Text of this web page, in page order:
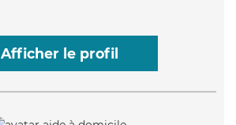
Afficher le profil